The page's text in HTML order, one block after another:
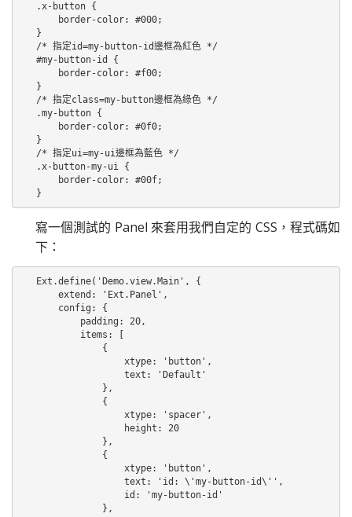
.x-button {
    border-color: #000;
}
/* 指定id=my-button-id邊框為紅色 */
#my-button-id {
    border-color: #f00;
}
/* 指定class=my-button邊框為綠色 */
.my-button {
    border-color: #0f0;
}
/* 指定ui=my-ui邊框為藍色 */
.x-button-my-ui {
    border-color: #00f;
}
寫一個測試的 Panel 來套用我們自定的 CSS，程式碼如
下：
Ext.define('Demo.view.Main', {
    extend: 'Ext.Panel',
    config: {
        padding: 20,
        items: [
            {
                xtype: 'button',
                text: 'Default'
            },
            {
                xtype: 'spacer',
                height: 20
            },
            {
                xtype: 'button',
                text: 'id: \'my-button-id\'',
                id: 'my-button-id'
            },